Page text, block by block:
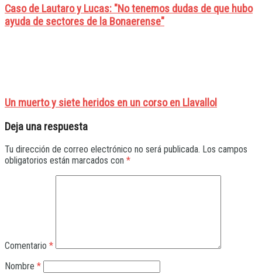
Caso de Lautaro y Lucas: "No tenemos dudas de que hubo
ayuda de sectores de la Bonaerense"
Un muerto y siete heridos en un corso en Llavallol
Deja una respuesta
Tu dirección de correo electrónico no será publicada. Los campos
obligatorios están marcados con *
Comentario *
Nombre *